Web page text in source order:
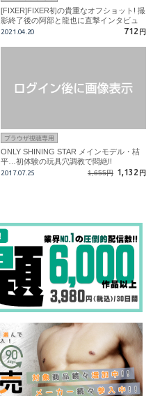
[FIXER]FIXER初の貴重なオフショット! 撮
影終了後の阿部と龍也に直撃インタビュ
ー!!
2021.04.20 712 円
ブラウザ視聴専用
ONLY SHINING STAR メインモデル・桔
平…初体験の玩具穴調教で悶絶!!
2017.07.25 1,655円 1,132 円